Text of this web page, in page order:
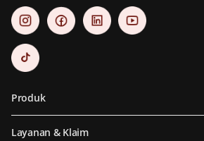
Produk
Layanan & Klaim